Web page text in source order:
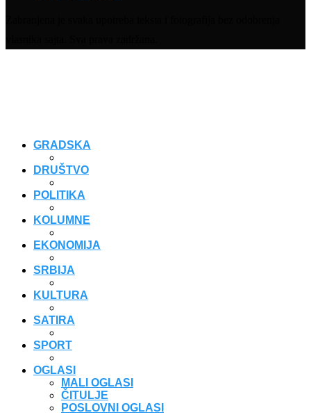
GRADSKA
DRUŠTVO
POLITIKA
KOLUMNE
EKONOMIJA
SRBIJA
KULTURA
SATIRA
SPORT
OGLASI
MALI OGLASI
ČITULJE
POSLOVNI OGLASI